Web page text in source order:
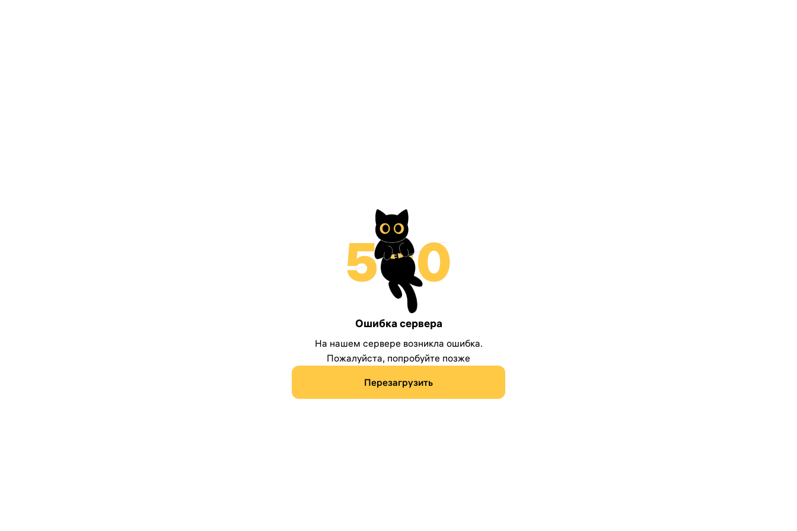
Ошибка сервера
На нашем сервере возникла ошибка.
Пожалуйста, попробуйте позже
Перезагрузить